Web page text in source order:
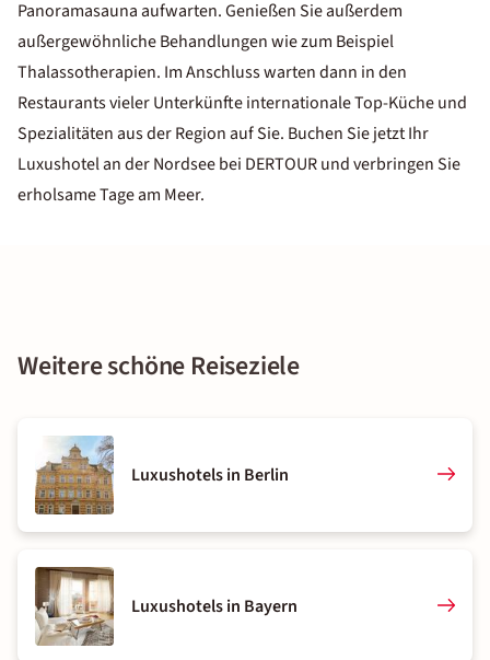
Panoramasauna aufwarten. Genießen Sie außerdem
außergewöhnliche Behandlungen wie zum Beispiel
Thalassotherapien. Im Anschluss warten dann in den
Restaurants vieler Unterkünfte internationale Top-Küche und
Spezialitäten aus der Region auf Sie. Buchen Sie jetzt Ihr
Luxushotel an der Nordsee bei DERTOUR und verbringen Sie
erholsame Tage am Meer.
Weitere schöne Reiseziele
Luxushotels in Berlin
Luxushotels in Bayern